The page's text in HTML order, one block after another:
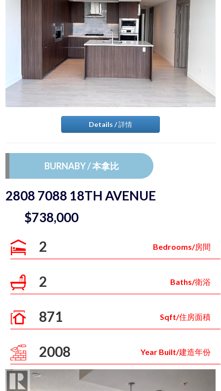
Details / 詳情
BURNABY / 本拿比
2808 7088 18TH AVENUE
$738,000
2 Bedrooms/房間
2 Baths/衛浴
871 Sqft/住房面積
2008 Year Built/建造年份